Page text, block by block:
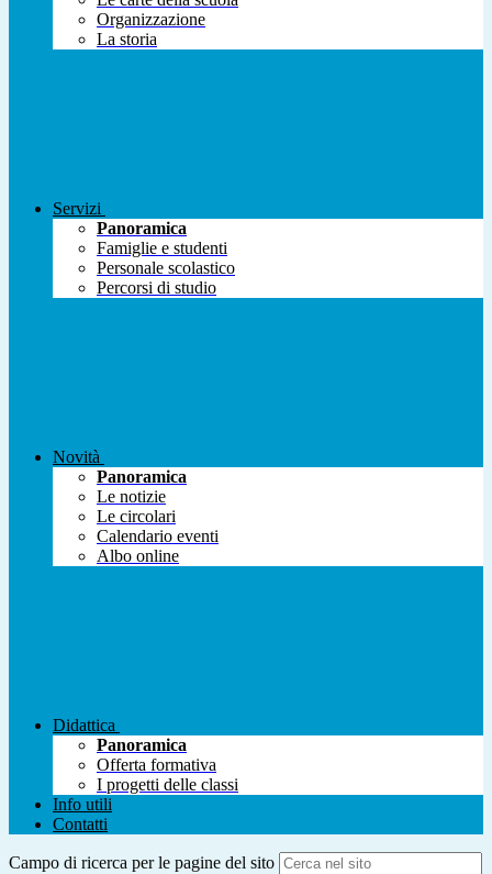
Organizzazione
La storia
Servizi
Panoramica
Famiglie e studenti
Personale scolastico
Percorsi di studio
Novità
Panoramica
Le notizie
Le circolari
Calendario eventi
Albo online
Didattica
Panoramica
Offerta formativa
I progetti delle classi
Info utili
Contatti
Campo di ricerca per le pagine del sito